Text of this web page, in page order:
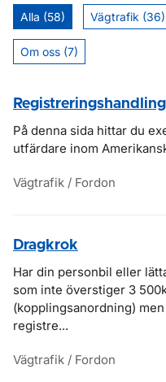
Alla (58)
Vägtrafik (36)
Om oss (7)
På denna sida hittar du
utfärdare inom
Vägtrafik / Fordon
Dragkrok
Har din personbil eller
som inte överstiger 3
(kopplingsanordning)
registre...
Vägtrafik / Fordon